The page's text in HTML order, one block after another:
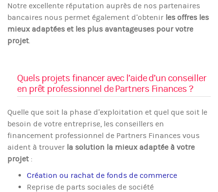
Notre excellente réputation auprès de nos partenaires
bancaires nous permet également d’obtenir les offres les
mieux adaptées et les plus avantageuses pour votre
projet.
Quels projets financer avec l’aide d’un conseiller
en prêt professionnel de Partners Finances ?
Quelle que soit la phase d’exploitation et quel que soit le
besoin de votre entreprise, les conseillers en
financement professionnel de Partners Finances vous
aident à trouver la solution la mieux adaptée à votre
projet :
Création ou rachat de fonds de commerce
Reprise de parts sociales de société